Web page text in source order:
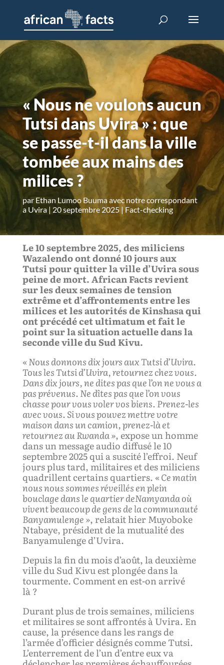
« Nous ne voulons aucun
Tutsi dans Uvira » : que
se passe-t-il dans la ville
tombée aux mains des
milices ?
parEthan Lumoo Buuma avec notre correspondant
a Uvira
20 septembre 2025 Fact-checking
Le 10 septembre 2025, des miliciens
Wazalendo ont donné 10 jours aux
Tutsi pour quitter la ville d’Uvira sous
peine de mort. African Facts revient
sur les deux semaines de tension
extrême et d’affrontements entre les
milices et les autorités de Kinshasa qui
ont précédé cet ultimatum et fait le
point sur la situation actuelle dans la
seconde ville du Sud Kivu.
« Nous donnonsdixjours aux Tutsi d’Uvira.
Tous les Tutsi d’Uvira, retournez chez vous.
Dansdixjours, ne dites pas que l’on ne vous a
pas prévenus.Ne dîtes pas que l’on vous
chasse pour vous voler vos biens. Prenez-les
avec vous. Si vous pouvez mettre votre
maison dans un camion, prenez-là et
retournez au Rwanda », expose un homme
dans un message audio diffusé le 10
septembre 2025 qui a suscité l’effroi. Neuf
jours plus tard, militaires et des miliciens
quadrillent certains quartiers. «Ce matin
nous nous sommes réveillésen plein
bouclage dans le quartierdeNamyanda où
vivent beaucoupdegens de la communauté
Banyamulenge », relatait hier Muyoboke
Ntabaye, président de la mutualité des
Banyamulenge d’Uvira.
Depuis la fin du mois d’août, la deuxième
ville du Sud Kivu est plongée dans la
tourmente. Comment en est-on arrivé
là ?
Durant plus de trois semaines, miliciens
et militaires se sont affrontés à Uvira. En
cause, la présence dans les rangs de
l’armée d’officier désignés comme Tutsi.
L’enterrement de l’un d’entre eux va